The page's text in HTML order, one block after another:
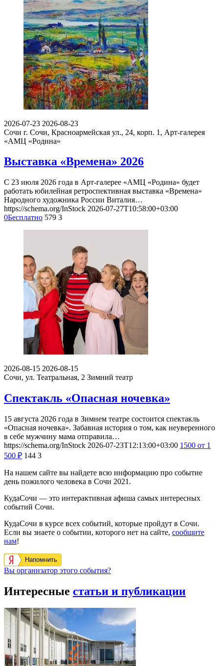
2026-07-23 2026-08-23
Сочи г. Сочи, Красноармейская ул., 24, корп. 1, Арт-галерея
«АМЦ «Родина»
Выставка «Времена» 2026
С 23 июля 2026 года в Арт-галерее «АМЦ «Родина» будет
работать юбилейная ретроспективная выставка «Времена»
Народного художника России Виталия…
https://schema.org/InStock 2026-07-27T10:58:00+03:00
0Бесплатно 579 3
2026-08-15 2026-08-15
Сочи, ул. Театральная, 2 Зимний театр
Спектакль «Опасная ночевка»
15 августа 2026 года в Зимнем театре состоится спектакль
«Опасная ночевка». Забавная история о том, как неуверенного
в себе мужчину мама отправила…
https://schema.org/InStock 2026-07-23T12:13:00+03:00 1500 от 1
500 ₽ 144 3
На нашем сайте вы найдете всю информацию про событие
день пожилого человека в Сочи 2021.
КудаСочи — это интерактивная афиша самых интересных
событий Сочи.
КудаСочи в курсе всех событий, которые пройдут в Сочи.
Если вы знаете о событии, которого нет на сайте, сообщите
нам!
Напомнить
Вы организатор этого события?
Интересные статьи и публикации